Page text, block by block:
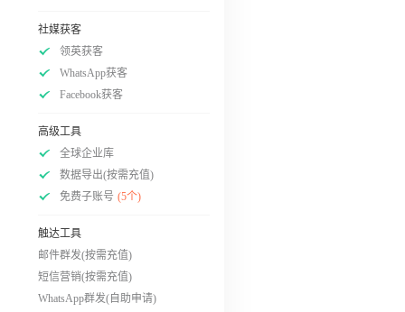
社媒获客
领英获客
WhatsApp获客
Facebook获客
高级工具
全球企业库
数据导出(按需充值)
免费子账号 (5个)
触达工具
邮件群发(按需充值)
短信营销(按需充值)
WhatsApp群发(自助申请)